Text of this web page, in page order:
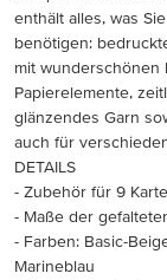
enthält alles, was
benötigen:
mit wunderschönen
Papierelemente,
glänzendes Garn
auch für
DETAILS
- Zubehör für 9
- Maße der
- Farben: Basic-
Marineblau